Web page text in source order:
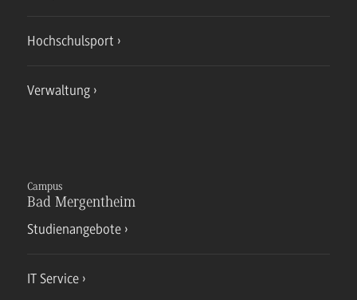
Hochschulsport
Verwaltung
Campus
Bad Mergentheim
Studienangebote
IT Service